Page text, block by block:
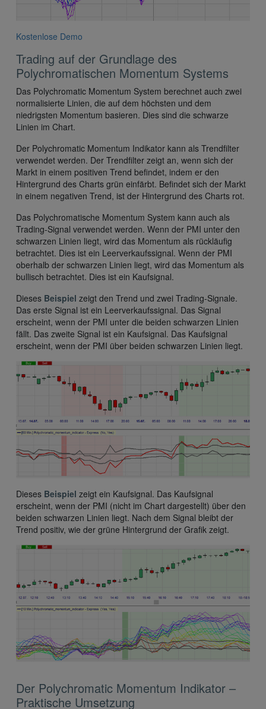
Kostenlose Demo
Trading auf der Grundlage des
Polychromatischen Momentum Systems
Das Polychromatic Momentum System berechnet auch zwei
normalisierte Linien, die auf dem höchsten und dem
niedrigsten Momentum basieren. Dies sind die schwarze
Linien im Chart.
Der Polychromatic Momentum Indikator kann als Trendfilter
verwendet werden. Der Trendfilter zeigt an, wenn sich der
Markt in einem positiven Trend befindet, indem er den
Hintergrund des Charts grün einfärbt. Befindet sich der Markt
in einem negativen Trend, ist der Hintergrund des Charts rot.
Das Polychromatische Momentum System kann auch als
Trading-Signal verwendet werden. Wenn der PMI unter den
schwarzen Linien liegt, wird das Momentum als rückläufig
betrachtet. Dies ist ein Leerverkaufssignal. Wenn der PMI
oberhalb der schwarzen Linien liegt, wird das Momentum als
bullisch betrachtet. Dies ist ein Kaufsignal.
Dieses Beispiel zeigt den Trend und zwei Trading-Signale.
Das erste Signal ist ein Leerverkaufssignal. Das Signal
erscheint, wenn der PMI unter die beiden schwarzen Linien
fällt. Das zweite Signal ist ein Kaufsignal. Das Kaufsignal
erscheint, wenn der PMI über beiden schwarzen Linien liegt.
Dieses Beispiel zeigt ein Kaufsignal. Das Kaufsignal
erscheint, wenn der PMI (nicht im Chart dargestellt) über den
beiden schwarzen Linien liegt. Nach dem Signal bleibt der
Trend positiv, wie der grüne Hintergrund der Grafik zeigt.
Der Polychromatic Momentum Indikator –
Praktische Umsetzung